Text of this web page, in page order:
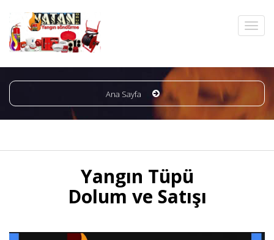
Ana Sayfa
Yangın Tüpü
Dolum ve Satışı